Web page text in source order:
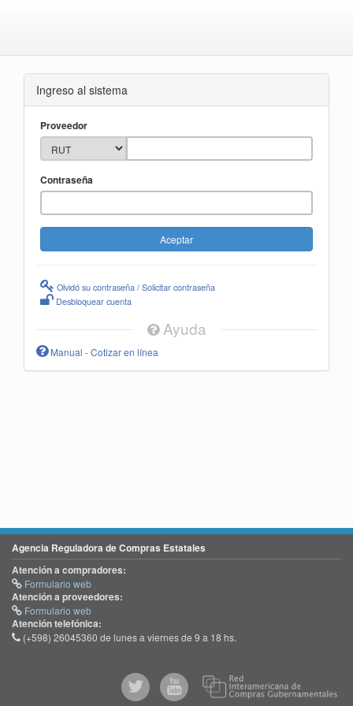
Ingreso al sistema
Proveedor
Contraseña
Olvidó su contraseña / Solicitar contraseña
Desbloquear cuenta
Ayuda
Manual - Cotizar en línea
Agencia Reguladora de Compras Estatales
Atención a compradores:
Formulario web
Atención a proveedores:
Formulario web
Atención telefónica:
(+598) 26045360 de lunes a viernes de 9 a 18 hs.
@comprasgubuy
ACCE